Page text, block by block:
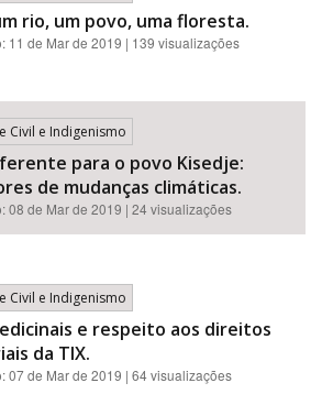
rio, um povo, uma floresta.
11 de Mar de 2019 | 139 visualizações
Civil e Indigenismo
para o povo Kisedje:
de mudanças climáticas.
08 de Mar de 2019 | 24 visualizações
Civil e Indigenismo
e respeito aos direitos
da TIX.
07 de Mar de 2019 | 64 visualizações